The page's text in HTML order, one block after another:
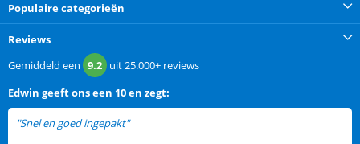
Populaire categorieën
Reviews
Gemiddeld een 9.2 uit25.000+ reviews
Edwin geeft ons een 10 en zegt:
"Snel en goed ingepakt"